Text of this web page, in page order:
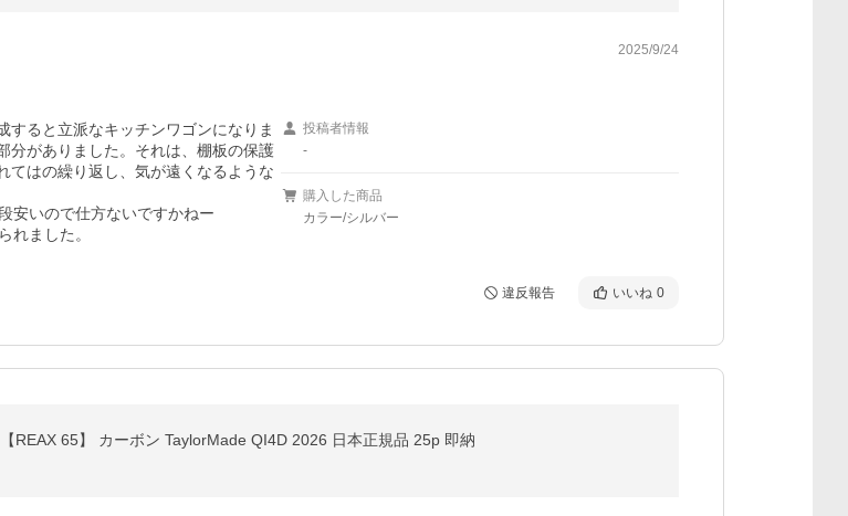
2025/9/24
ると立派なキッチンワゴンになりま
分がありました。それは、棚板の保護
てはの繰り返し、気が遠くなるような
安いので仕方ないですかねー
れました。
投稿者情報
-
購入した商品
カラー/シルバー
違反報告 いいね 0
65】 カーボン TaylorMade QI4D 2026 日本正規品 25p 即納